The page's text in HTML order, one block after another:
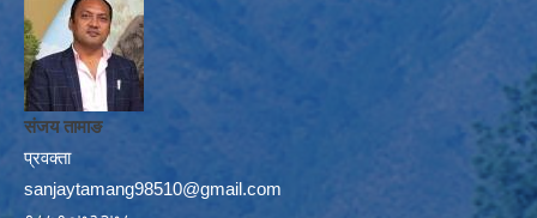
संजय तामाङ
प्रवक्ता
sanjaytamang98510@gmail.com